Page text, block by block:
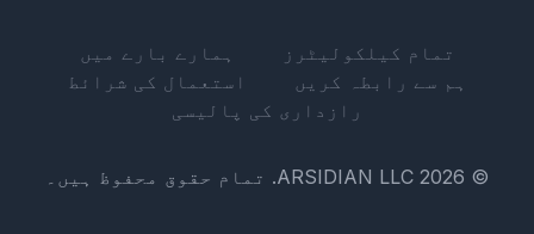
تمام کیلکولیٹرز
ہمارے بارے میں
ہم سے رابطہ کریں
استعمال کی شرائط
رازداری کی پالیسی
© 2026 ARSIDIAN LLC. تمام حقوق محفوظ ہیں۔